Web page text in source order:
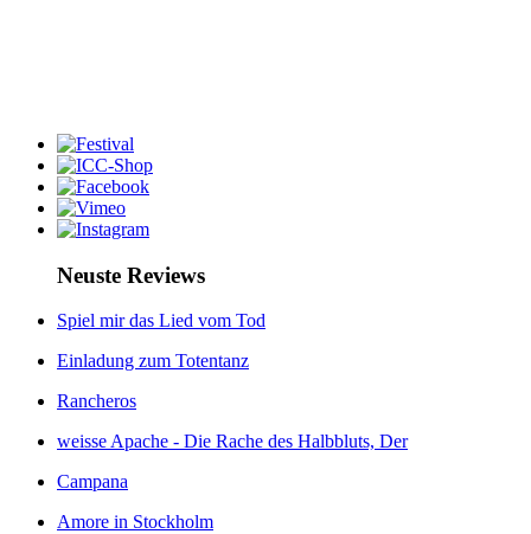
Neuste Reviews
Spiel mir das Lied vom Tod
Einladung zum Totentanz
Rancheros
weisse Apache - Die Rache des Halbbluts, Der
Campana
Amore in Stockholm